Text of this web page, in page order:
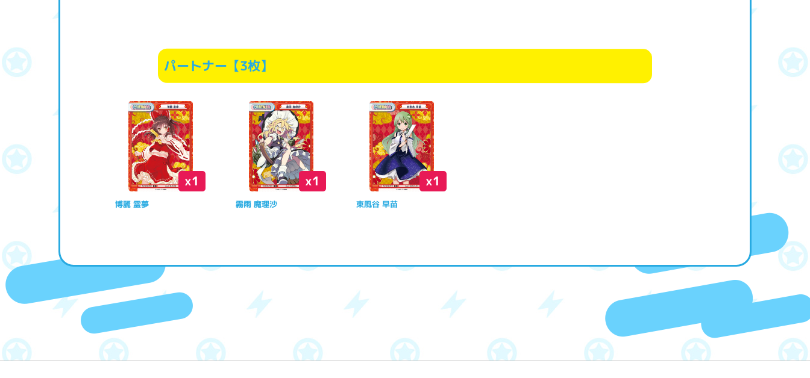
パートナー【3枚】
x1
博麗 霊夢
x1
霧雨 魔理沙
x1
東風谷 早苗